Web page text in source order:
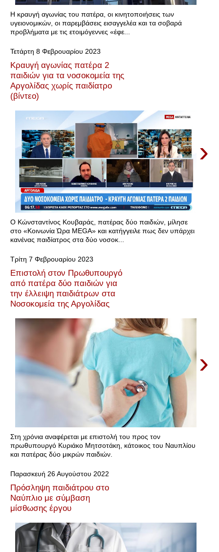
Η κραυγή αγωνίας του πατέρα, οι κινητοποιήσεις των
υγειονομικών, οι παρεμβάσεις εισαγγελέα και τα σοβαρά
προβλήματα με τις ετοιμόγεννες «έφε...
Τετάρτη 8 Φεβρουαρίου 2023
Κραυγή αγωνίας πατέρα 2
παιδιών για τα νοσοκομεία της
Αργολίδας χωρίς παιδίατρο
(βίντεο)
›
Ο Κώνσταντίνος Κουβαράς, πατέρας δύο παιδιών, μίλησε
στο «Κοινωνία Ώρα MEGA» και κατήγγειλε πως δεν υπάρχει
κανένας παιδίατρος στα δύο νοσοκ...
Τρίτη 7 Φεβρουαρίου 2023
Επιστολή στον Πρωθυπουργό
από πατέρα δύο παιδιών για
την έλλειψη παιδιάτρων στα
Νοσοκομεία της Αργολίδας
›
Στη χρόνια αναφέρεται με επιστολή του προς τον
πρωθυπουργό Κυριάκο Μητσοτάκη, κάτοικος του Ναυπλίου
και πατέρας δύο μικρών παιδιών.
Παρασκευή 26 Αυγούστου 2022
Πρόσληψη παιδιάτρου στο
Ναύπλιο με σύμβαση
μίσθωσης έργου